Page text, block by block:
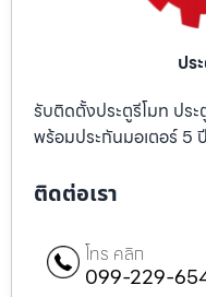
ปร
รับติดตั้งประตูรีโมท ปร
พร้อมประกันมอเตอร์ 5
ติดต่อเรา
โทร คลิก
099-229-